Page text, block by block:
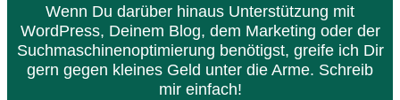
Wenn Du darüber hinaus Unterstützung mit
WordPress, Deinem Blog, dem Marketing oder der
Suchmaschinenoptimierung benötigst, greife ich Dir
gern gegen kleines Geld unter die Arme. Schreib
mir einfach!